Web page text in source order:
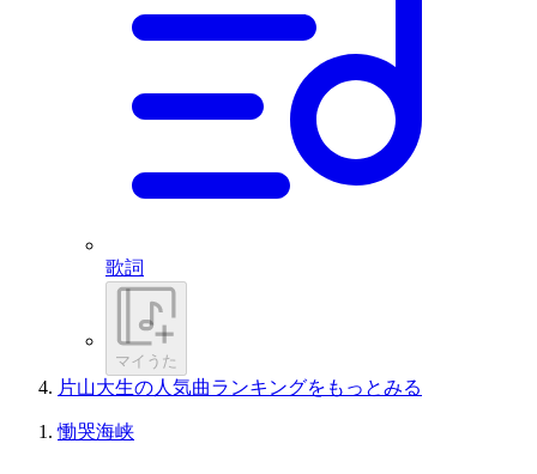
歌詞
マイうた
片山大生の人気曲ランキングをもっとみる
慟哭海峡